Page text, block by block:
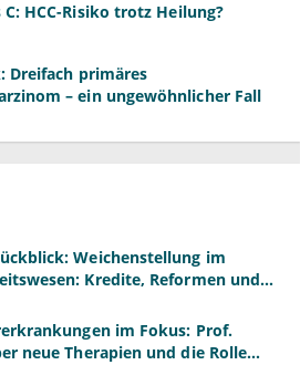
HCC-Risiko trotz Heilung?
Dreifach primäres
– ein ungewöhnlicher Fall
Weichenstellung im
Kredite, Reformen und
im Fokus: Prof.
neue Therapien und die Rolle